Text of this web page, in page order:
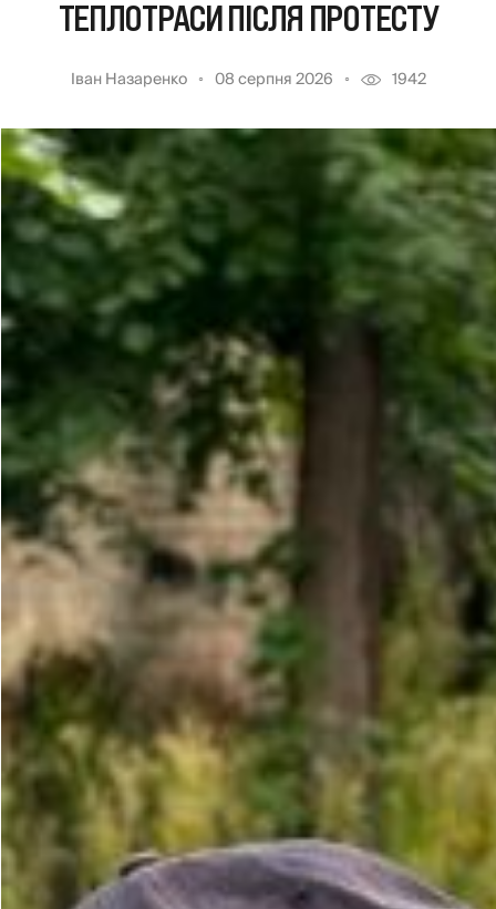
ТЕПЛОТРАСИ ПІСЛЯ ПРОТЕСТУ
Іван Назаренко 08 серпня 2026 1942